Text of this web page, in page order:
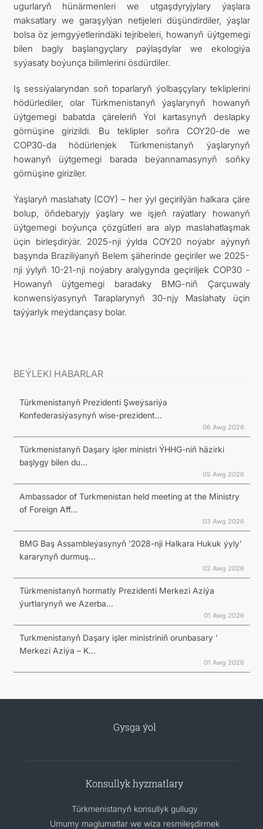
ugurlaryň hünärmenleri we utgaşdyryjylary ýaşlara
maksatlary we garaşylýan netijeleri düşündirdiler, ýaşlar
bolsa öz jemgyýetlerindäki tejribeleri, howanyň üýtgemegi
bilen bagly başlangyçlary paýlaşdylar we ekologiýa
syýasaty boýunça bilimlerini ösdürdiler.
Iş sessiýalaryndan soň toparlaryň ýolbaşçylary tekliplerini
hödürlediler, olar Türkmenistanyň ýaşlarynyň howanyň
üýtgemegi babatda çäreleriň Ýol kartasynyň deslapky
görnüşine girizildi. Bu teklipler soňra COY20-de we
COP30-da hödürlenjek Türkmenistanyň ýaşlarynyň
howanyň üýtgemegi barada beýannamasynyň soňky
görnüşine giriziler.
Ýaşlaryň maslahaty (COY) – her ýyl geçirilýän halkara çäre
bolup, öňdebaryjy ýaşlary we işjeň raýatlary howanyň
üýtgemegi boýunça çözgütleri ara alyp maslahatlaşmak
üçin birleşdirýär. 2025-nji ýylda COY20 noýabr aýynyň
başynda Braziliýanyň Belem şäherinde geçiriler we 2025-
nji ýylyň 10-21-nji noýabry aralygynda geçiriljek COP30 -
Howanyň üýtgemegi baradaky BMG-niň Çarçuwaly
konwensiýasynyň Taraplarynyň 30-njy Maslahaty üçin
taýýarlyk meýdançasy bolar.
BEÝLEKI HABARLAR
Türkmenistanyň Prezidenti Şweýsariýa
Konfederasiýasynyň wise-prezident...
06 Awg 2026
Türkmenistanyň Daşary işler ministri ÝHHG-niň häzirki
başlygy bilen du...
05 Awg 2026
Ambassador of Turkmenistan held meeting at the Ministry
of Foreign Aff...
03 Awg 2026
BMG Baş Assambleýasynyň '2028-nji Halkara Hukuk ýyly'
kararynyň durmuş...
02 Awg 2026
Türkmenistanyň hormatly Prezidenti Merkezi Aziýa
ýurtlarynyň we Azerba...
01 Awg 2026
Turkmenistanyň Daşary işler ministriniň orunbasary '
Merkezi Aziýa – K...
01 Awg 2026
Gysga ýol
Konsullyk hyzmatlary
Türkmenistanyň konsullyk gullugy
Umumy maglumatlar we wiza resmileşdirmek